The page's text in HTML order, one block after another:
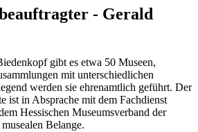
- Gerald
gibt es etwa 50 Museen,
mit unterschiedlichen
werden sie ehrenamtlich geführt. Der
ist in Absprache mit dem Fachdienst
Hessischen Museumsverband der
Belange.